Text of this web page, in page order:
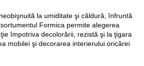
la umiditate şi căldură, înfruntă
Formicа permite alegerea
împotriva decolorării, rezistă şi la ţigara
mobilei şi decorarea interierului oricărei